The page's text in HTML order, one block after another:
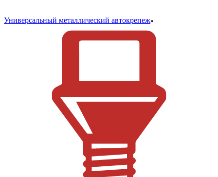
Универсальный металлический автокрепеж